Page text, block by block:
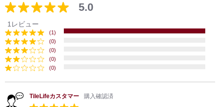
5.0
1レビュー
(1)
(0)
(0)
(0)
(0)
TileLifeカスタマー 購入確認済